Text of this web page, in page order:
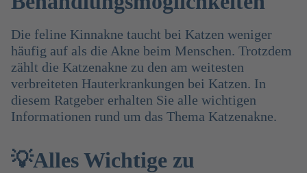
Die feline Kinnakne taucht bei Katzen weniger
häufig auf als die Akne beim Menschen. Trotzdem
zählt die Katzenakne zu den am weitesten
verbreiteten Hauterkrankungen bei Katzen. In
diesem Ratgeber erhalten Sie alle wichtigen
Informationen rund um das Thema Katzenakne.
💡Alles Wichtige zu